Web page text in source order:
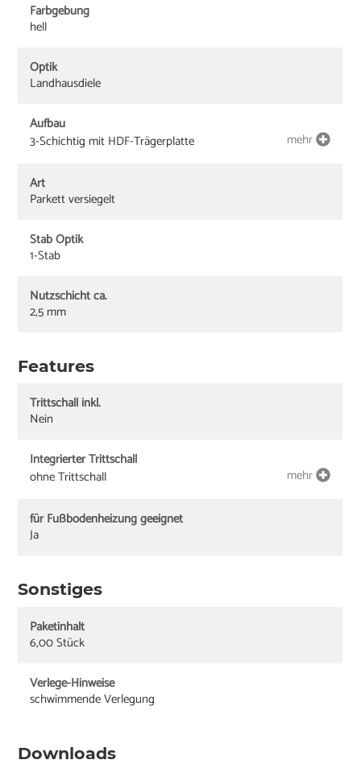
Farbgebung
hell
Optik
Landhausdiele
Aufbau
3-Schichtig mit HDF-Trägerplatte
mehr
Art
Parkett versiegelt
Stab Optik
1-Stab
Nutzschicht ca.
2,5 mm
Features
Trittschall inkl.
Nein
Integrierter Trittschall
ohne Trittschall
mehr
für Fußbodenheizung geeignet
Ja
Sonstiges
Paketinhalt
6,00 Stück
Verlege-Hinweise
schwimmende Verlegung
Downloads